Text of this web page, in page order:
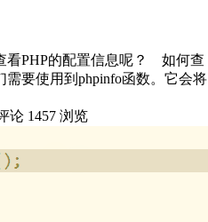
看PHP的配置信息呢？ 如何查
要使用到phpinfo函数。它会将
论 1457 浏览